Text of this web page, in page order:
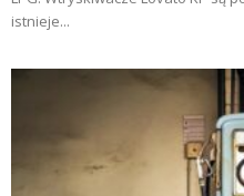
istnieje...